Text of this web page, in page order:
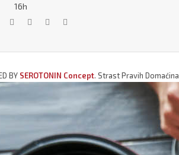
16h
BY SEROTONIN Concept. Strast Pravih Domaćina